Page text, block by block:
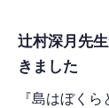
辻村深月先
きました
『島はぼく